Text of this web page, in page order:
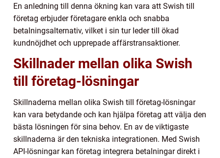
En anledning till denna ökning kan vara att Swish till
företag erbjuder företagare enkla och snabba
betalningsalternativ, vilket i sin tur leder till ökad
kundnöjdhet och upprepade affärstransaktioner.
Skillnader mellan olika Swish
till företag-lösningar
Skillnaderna mellan olika Swish till företag-lösningar
kan vara betydande och kan hjälpa företag att välja den
bästa lösningen för sina behov. En av de viktigaste
skillnaderna är den tekniska integrationen. Med Swish
API-lösningar kan företag integrera betalningar direkt i